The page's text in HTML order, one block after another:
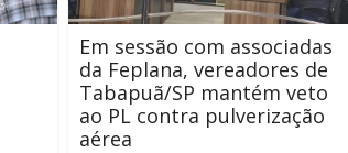
Em sessão com associadas
da Feplana, vereadores de
Tabapuã/SP mantém veto
ao PL contra pulverização
aérea